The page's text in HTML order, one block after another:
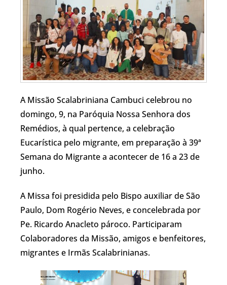
A Missão Scalabriniana Cambuci celebrou no
domingo, 9, na Paróquia Nossa Senhora dos
Remédios, à qual pertence, a celebração
Eucarística pelo migrante, em preparação à 39ª
Semana do Migrante a acontecer de 16 a 23 de
junho.
A Missa foi presidida pelo Bispo auxiliar de São
Paulo, Dom Rogério Neves, e concelebrada por
Pe. Ricardo Anacleto pároco. Participaram
Colaboradores da Missão, amigos e benfeitores,
migrantes e Irmãs Scalabrinianas.